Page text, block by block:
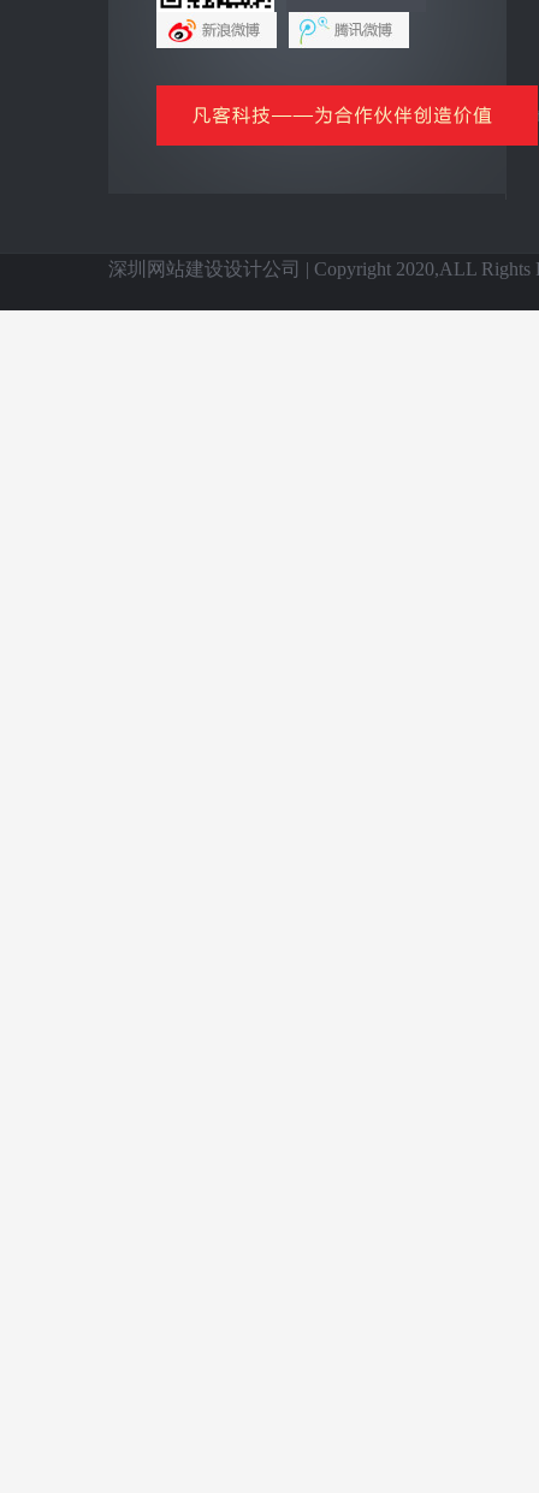
网上商城云平台
信息化基础产品
深圳网站建设设计公司 | Copyright 2020,ALL Rights